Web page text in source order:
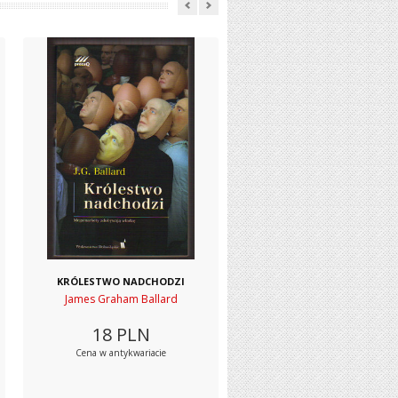
KRÓLESTWO NADCHODZI
James Graham Ballard
18 PLN
Cena w antykwariacie